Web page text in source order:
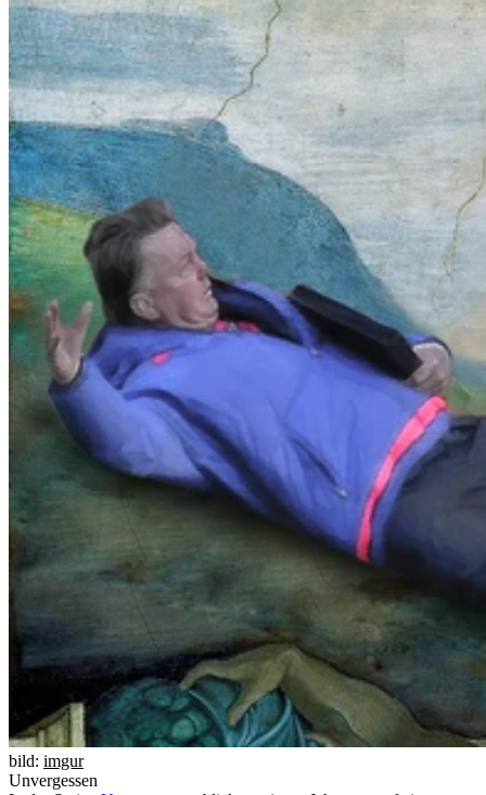
bild: imgur
Unvergessen